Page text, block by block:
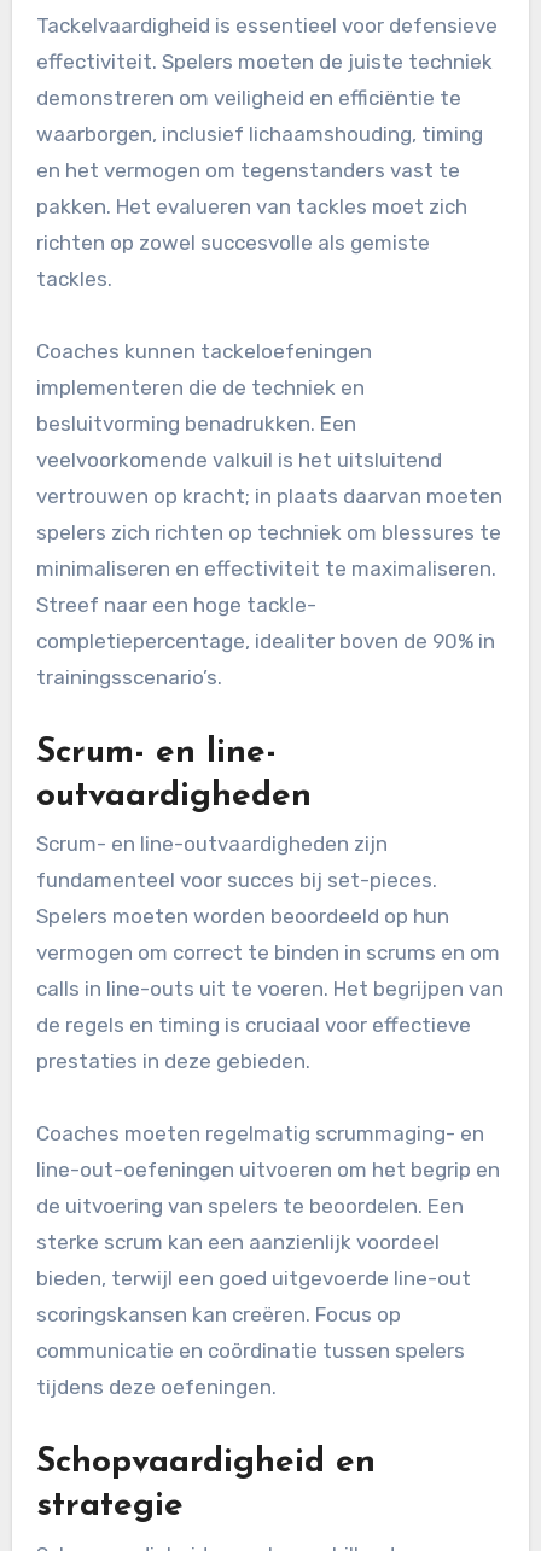
Tackelvaardigheid is essentieel voor defensieve
effectiviteit. Spelers moeten de juiste techniek
demonstreren om veiligheid en efficiëntie te
waarborgen, inclusief lichaamshouding, timing
en het vermogen om tegenstanders vast te
pakken. Het evalueren van tackles moet zich
richten op zowel succesvolle als gemiste
tackles.
Coaches kunnen tackeloefeningen
implementeren die de techniek en
besluitvorming benadrukken. Een
veelvoorkomende valkuil is het uitsluitend
vertrouwen op kracht; in plaats daarvan moeten
spelers zich richten op techniek om blessures te
minimaliseren en effectiviteit te maximaliseren.
Streef naar een hoge tackle-
completiepercentage, idealiter boven de 90% in
trainingsscenario’s.
Scrum- en line-
outvaardigheden
Scrum- en line-outvaardigheden zijn
fundamenteel voor succes bij set-pieces.
Spelers moeten worden beoordeeld op hun
vermogen om correct te binden in scrums en om
calls in line-outs uit te voeren. Het begrijpen van
de regels en timing is cruciaal voor effectieve
prestaties in deze gebieden.
Coaches moeten regelmatig scrummaging- en
line-out-oefeningen uitvoeren om het begrip en
de uitvoering van spelers te beoordelen. Een
sterke scrum kan een aanzienlijk voordeel
bieden, terwijl een goed uitgevoerde line-out
scoringskansen kan creëren. Focus op
communicatie en coördinatie tussen spelers
tijdens deze oefeningen.
Schopvaardigheid en
strategie